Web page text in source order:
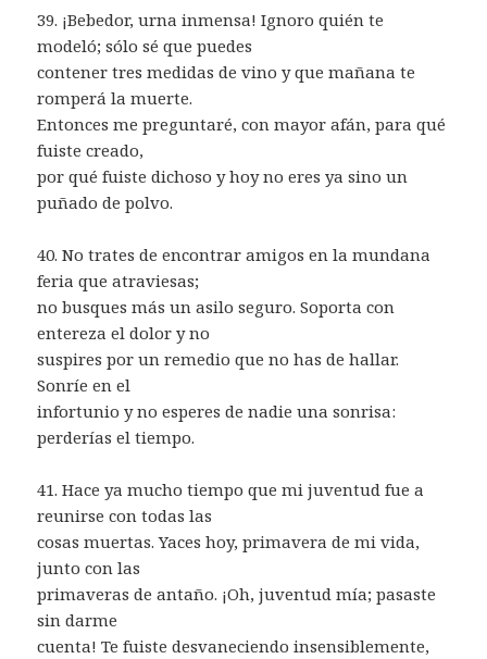
39. ¡Bebedor, urna inmensa! Ignoro quién te
modeló; sólo sé que puedes
contener tres medidas de vino y que mañana te
romperá la muerte.
Entonces me preguntaré, con mayor afán, para qué
fuiste creado,
por qué fuiste dichoso y hoy no eres ya sino un
puñado de polvo.
40. No trates de encontrar amigos en la mundana
feria que atraviesas;
no busques más un asilo seguro. Soporta con
entereza el dolor y no
suspires por un remedio que no has de hallar.
Sonríe en el
infortunio y no esperes de nadie una sonrisa:
perderías el tiempo.
41. Hace ya mucho tiempo que mi juventud fue a
reunirse con todas las
cosas muertas. Yaces hoy, primavera de mi vida,
junto con las
primaveras de antaño. ¡Oh, juventud mía; pasaste
sin darme
cuenta! Te fuiste desvaneciendo insensiblemente,